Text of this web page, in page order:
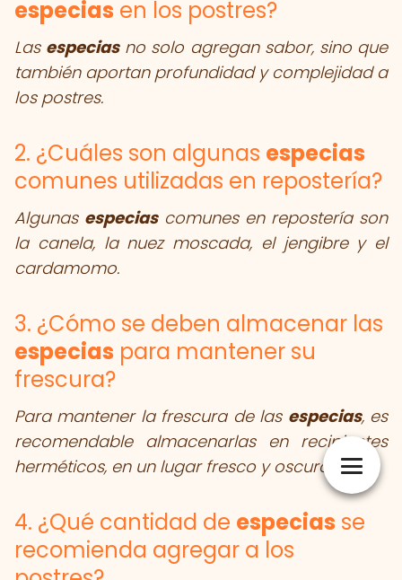
especias en los postres?
Las especiasno solo agregan sabor, sino que
también aportan profundidad y complejidad a
los postres.
2. ¿Cuáles son algunas especias
comunes utilizadas en repostería?
Algunas especiascomunes en repostería son
la canela, la nuez moscada, el jengibre y el
cardamomo.
3. ¿Cómo se deben almacenar las
especias para mantener su
frescura?
Para mantener la frescura de las especias, es
recomendable almacenarlas en recipientes
herméticos, en un lugar fresco y oscuro.
4. ¿Qué cantidad de especias se
recomienda agregar a los